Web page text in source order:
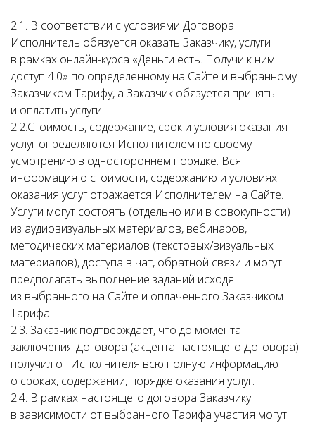
2.1. В соответствии с условиями Договора
Исполнитель обязуется оказать Заказчику, услуги
в рамках онлайн-курса «Деньги есть. Получи к ним
доступ 4.0» по определенному на Сайте и выбранному
Заказчиком Тарифу, а Заказчик обязуется принять
и оплатить услуги.
2.2.Стоимость, содержание, срок и условия оказания
услуг определяются Исполнителем по своему
усмотрению в одностороннем порядке. Вся
информация о стоимости, содержанию и условиях
оказания услуг отражается Исполнителем на Сайте.
Услуги могут состоять (отдельно или в совокупности)
из аудиовизуальных материалов, вебинаров,
методических материалов (текстовых/визуальных
материалов), доступа в чат, обратной связи и могут
предполагать выполнение заданий исходя
из выбранного на Сайте и оплаченного Заказчиком
Тарифа.
2.3. Заказчик подтверждает, что до момента
заключения Договора (акцепта настоящего Договора)
получил от Исполнителя всю полную информацию
о сроках, содержании, порядке оказания услуг.
2.4. В рамках настоящего договора Заказчику
в зависимости от выбранного Тарифа участия могут